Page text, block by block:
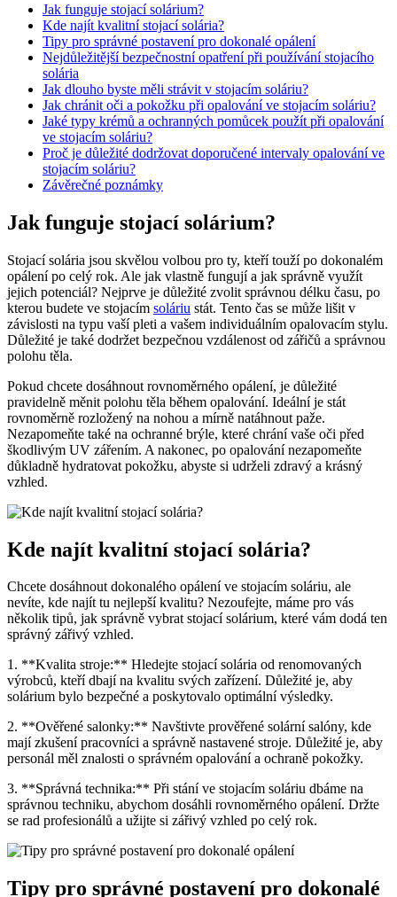
Jak funguje stojací solárium?
Kde najít kvalitní stojací solária?
Tipy pro správné postavení pro dokonalé opálení
Nejdůležitější bezpečnostní opatření při používání stojacího
solária
Jak dlouho byste měli strávit v stojacím soláriu?
Jak chránit oči a pokožku při opalování ve stojacím soláriu?
Jaké typy krémů a ochranných pomůcek použít při opalování
ve stojacím soláriu?
Proč je důležité dodržovat doporučené intervaly opalování ve
stojacím soláriu?
Závěrečné poznámky
Jak funguje stojací solárium?
Stojací solária jsou skvělou volbou pro ty, kteří touží po dokonalém
opálení po celý rok. Ale jak vlastně fungují a jak správně využít
jejich potenciál? Nejprve je důležité zvolit správnou délku času, po
kterou budete ve stojacím soláriu stát. Tento čas se může lišit v
závislosti na typu vaší pleti a vašem individuálním opalovacím stylu.
Důležité je také dodržet bezpečnou vzdálenost od zářičů a správnou
polohu těla.
Pokud chcete dosáhnout rovnoměrného opálení, je důležité
pravidelně měnit polohu těla během opalování. Ideální je stát
rovnoměrně rozložený na nohou a mírně natáhnout paže.
Nezapomeňte také na ochranné brýle, které chrání vaše oči před
škodlivým UV zářením. A nakonec, po opalování nezapomeňte
důkladně hydratovat pokožku, abyste si udrželi zdravý a krásný
vzhled.
Kde najít kvalitní stojací solária?
Chcete dosáhnout dokonalého opálení ve stojacím soláriu, ale
nevíte, kde najít tu nejlepší kvalitu? Nezoufejte, máme pro vás
několik tipů, jak správně vybrat stojací solárium, které vám dodá ten
správný zářivý vzhled.
1. **Kvalita stroje:** Hledejte stojací solária od renomovaných
výrobců, kteří dbají na kvalitu svých zařízení. Důležité je, aby
solárium bylo bezpečné a poskytovalo optimální výsledky.
2. **Ověřené salonky:** Navštivte prověřené solární salóny, kde
mají zkušení pracovníci a správně nastavené stroje. Důležité je, aby
personál měl znalosti o správném opalování a ochraně pokožky.
3. **Správná technika:** Při stání ve stojacím soláriu dbáme na
správnou techniku, abychom dosáhli rovnoměrného opálení. Držte
se rad profesionálů a užijte si zářivý vzhled po celý rok.
Tipy pro správné postavení pro dokonalé